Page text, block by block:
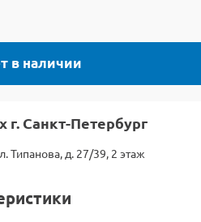
в наличии
г. Санкт-Петербург
Типанова, д. 27/39, 2 этаж